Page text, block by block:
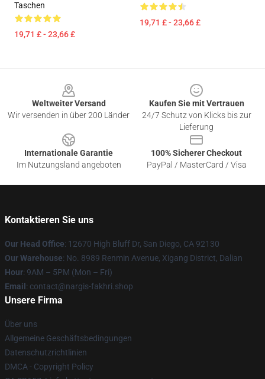
Taschen
19,71 £ - 23,66 £
19,71 £ - 23,66 £
Weltweiter Versand
Wir versenden in über 200 Länder
Kaufen Sie mit Vertrauen
24/7 Schutz von Klicks bis zur
Lieferung
Internationale Garantie
Im Nutzungsland angeboten
100% Sicherer Checkout
PayPal / MasterCard / Visa
Kontaktieren Sie uns
Our Head Office: 12670 High Bluff Dr, San Diego, CA 92130
Our Warehouse: No. 8989 Renmin Avenue, Xigang District, Dalian
Hour: 9AM – 5PM (Mon – Fri)
Email : contact@nargis-fakhri.shop
Unsere Firma
Über uns
Allgemeine Geschäftsbedingungen
Datenschutzrichtlinien
DMCA - Copyright Policy